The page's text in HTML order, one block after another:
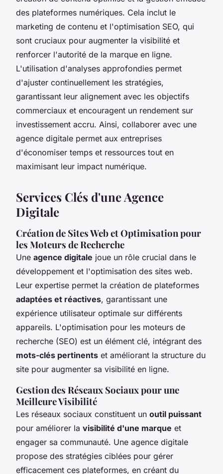
des plateformes numériques. Cela inclut le
marketing de contenu et l'optimisation SEO, qui
sont cruciaux pour augmenter la visibilité et
renforcer l'autorité de la marque en ligne.
L'utilisation d'analyses approfondies permet
d'ajuster continuellement les stratégies,
garantissant leur alignement avec les objectifs
commerciaux et encouragent un rendement sur
investissement accru. Ainsi, collaborer avec une
agence digitale permet aux entreprises
d'économiser temps et ressources tout en
maximisant leur impact numérique.
Services Clés d'une Agence
Digitale
Création de Sites Web et Optimisation pour
les Moteurs de Recherche
Une agence digitale joue un rôle crucial dans le
développement et l'optimisation des sites web.
Leur expertise permet la création de plateformes
adaptées et réactives, garantissant une
expérience utilisateur optimale sur différents
appareils. L'optimisation pour les moteurs de
recherche (SEO) est un élément clé, intégrant des
mots-clés pertinents et améliorant la structure du
site pour augmenter sa visibilité en ligne.
Gestion des Réseaux Sociaux pour une
Meilleure Visibilité
Les réseaux sociaux constituent un outil puissant
pour améliorer la visibilité d'une marque et
engager sa communauté. Une agence digitale
propose des stratégies ciblées pour gérer
efficacement ces plateformes, en créant du